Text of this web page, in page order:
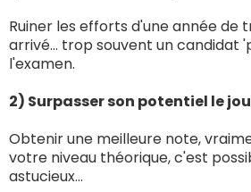
Ruiner les efforts d'une année de
arrivé... trop souvent un candidat
l'examen.
2) Surpasser son potentiel le
Obtenir une meilleure note,
votre niveau théorique, c'est
astucieux...